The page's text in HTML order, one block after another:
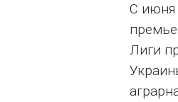
С июня
Лиги